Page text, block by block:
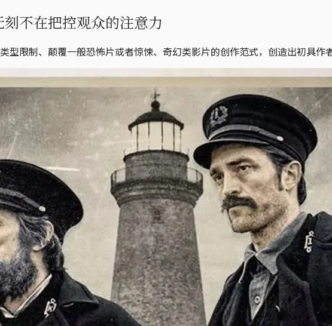
不在把控观众的注意力
型限制、颠覆一般恐怖片或者惊悚、奇幻类影片的创作范式，创造出初具作